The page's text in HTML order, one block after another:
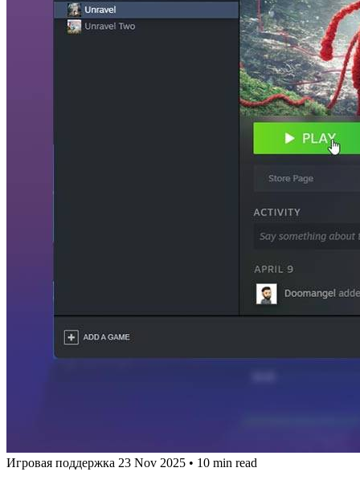
Игровая поддержка 23 Nov 2025 • 10 min read